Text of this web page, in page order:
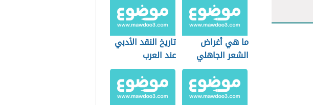
ما هي أغراض
الشعر الجاهلي
تاريخ النقد الأدبي
عند العرب